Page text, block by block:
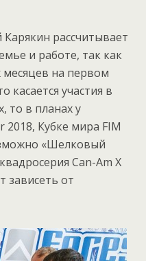
рассчитывает
и работе, так как
месяцев на первом
касается участия в
то в планах у
2018, Кубке мира FIM
«Шелковый
Can-Am X
зависеть от